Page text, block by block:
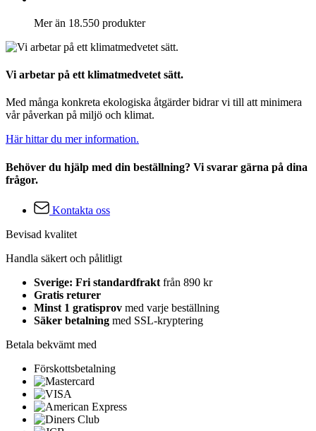
Mer än 18.550 produkter
Vi arbetar på ett klimatmedvetet sätt.
Med många konkreta ekologiska åtgärder bidrar vi till att minimera
vår påverkan på miljö och klimat.
Här hittar du mer information.
Behöver du hjälp med din beställning? Vi svarar gärna på dina
frågor.
Kontakta oss
Bevisad kvalitet
Handla säkert och pålitligt
Sverige: Fri standardfrakt från 890 kr
Gratis returer
Minst 1 gratisprov med varje beställning
Säker betalning med SSL-kryptering
Betala bekvämt med
Förskottsbetalning